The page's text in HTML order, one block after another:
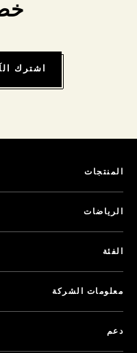
اشترك
المنتجات
الرياضات
الفئة
معلومات الشركة
دعم